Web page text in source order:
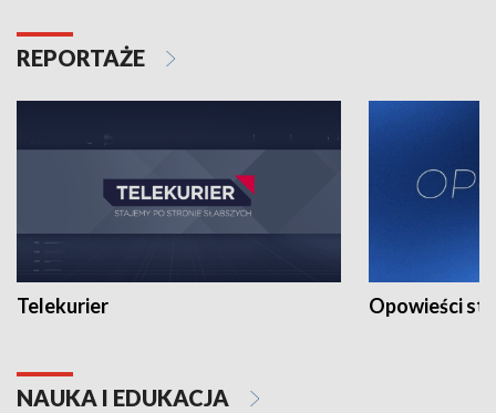
REPORTAŻE
Telekurier Opowieści
NAUKA I EDUKACJA